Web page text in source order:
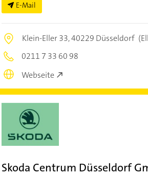
E-Mail
Klein-Eller 33,40229 Düsseldorf
0211 7 33 60 98
Webseite
Skoda Centrum Düsseldorf